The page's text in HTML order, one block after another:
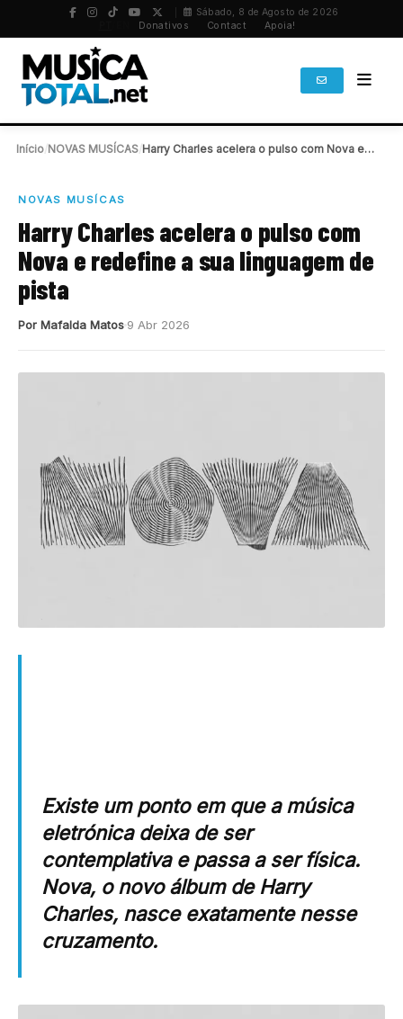
Sábado, 8 de Agosto de 2026
Donativos Contact Apoia!
Início NOVAS MUSÍCAS Harry Charles acelera o pulso com Nova e…
NOVAS MUSÍCAS
Harry Charles acelera o pulso com
Nova e redefine a sua linguagem de
pista
Por Mafalda Matos 9 Abr 2026
Existe um ponto em que a música
eletrónica deixa de ser
contemplativa e passa a ser física.
Nova, o novo álbum de Harry
Charles, nasce exatamente nesse
cruzamento.